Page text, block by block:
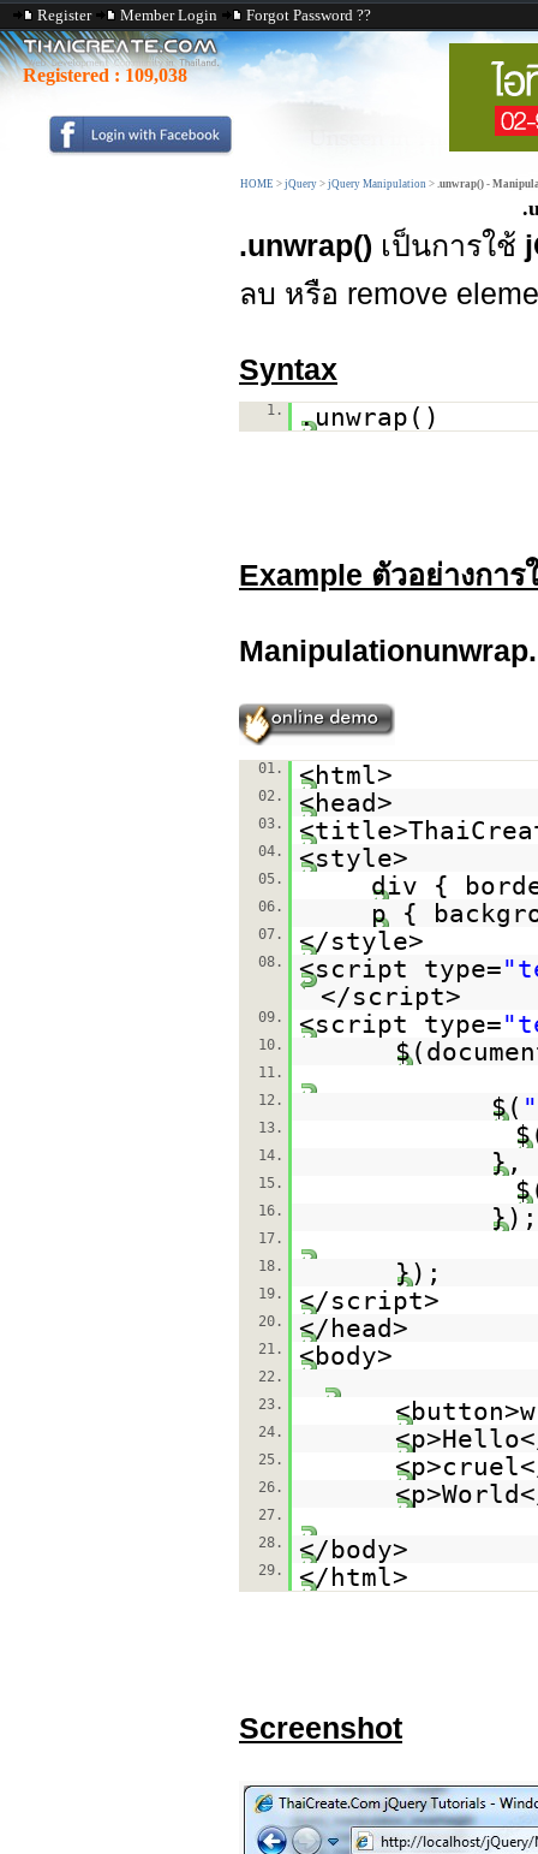
Register Member Login Forgot Password ??
Registered : 109,038
HOME > jQuery > jQuery Manipulation > .unwrap() -
.unwrap() เป็นการใช้
ลบ หรือ remove
Syntax
1. .unwrap()
Example ตัวอย่างกา
01. <html>
02. <head>
03.
04. <style>
05. div {
06. p {
07. </style>
08. <script type=
</script>
09. <script type=
10.
11.
12.
$(
13.
14. },
15.
16. });
17.
18.
});
19. </script>
20. </head>
21. <body>
22.
23.
24.
25.
26.
27.
28.
</body>
29. </html>
Screenshot